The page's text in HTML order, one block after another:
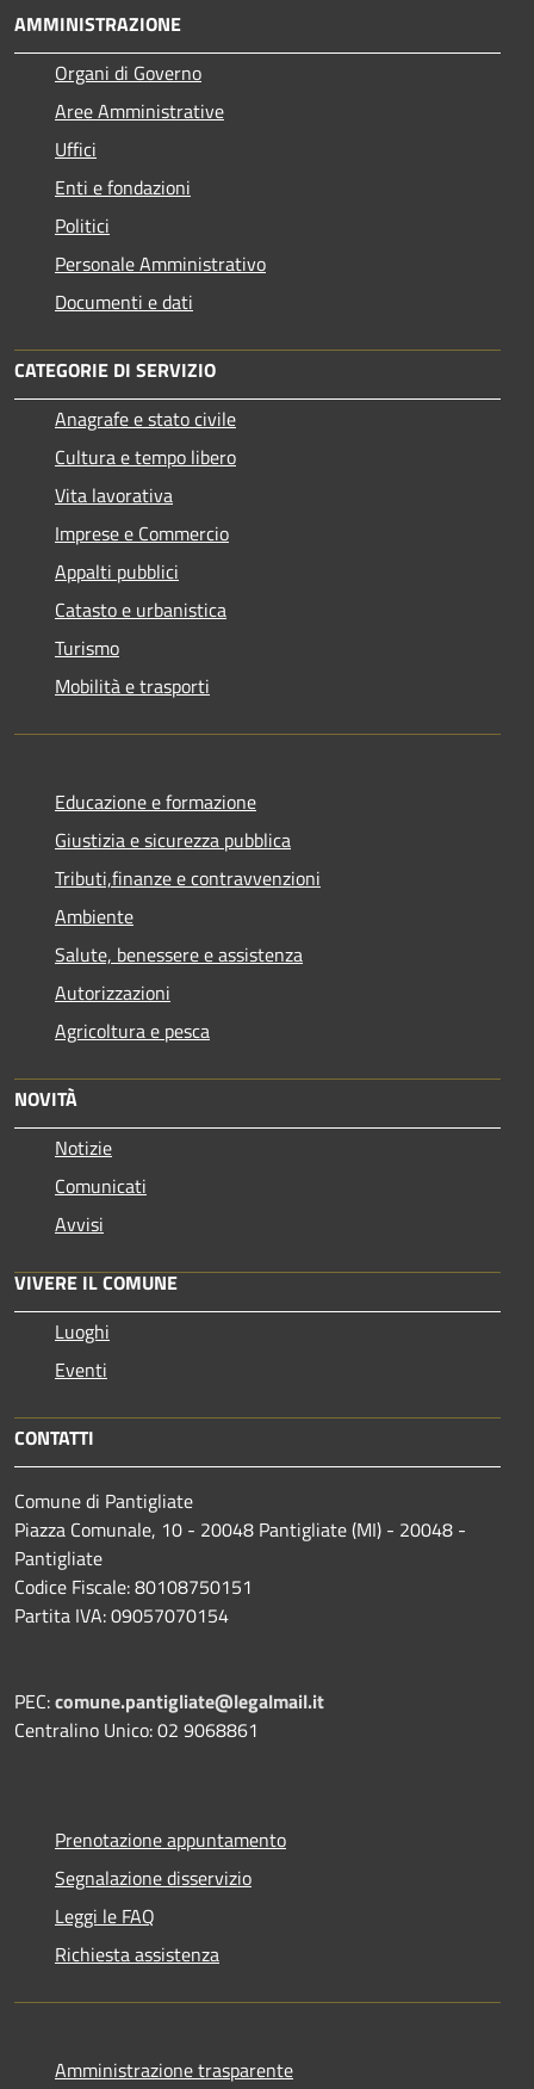
AMMINISTRAZIONE
Organi di Governo
Aree Amministrative
Uffici
Enti e fondazioni
Politici
Personale Amministrativo
Documenti e dati
CATEGORIE DI SERVIZIO
Anagrafe e stato civile
Cultura e tempo libero
Vita lavorativa
Imprese e Commercio
Appalti pubblici
Catasto e urbanistica
Turismo
Mobilità e trasporti
Educazione e formazione
Giustizia e sicurezza pubblica
Tributi,finanze e contravvenzioni
Ambiente
Salute, benessere e assistenza
Autorizzazioni
Agricoltura e pesca
NOVITÀ
Notizie
Comunicati
Avvisi
VIVERE IL COMUNE
Luoghi
Eventi
CONTATTI
Comune di Pantigliate
Piazza Comunale, 10 - 20048 Pantigliate (MI) - 20048 -
Pantigliate
Codice Fiscale: 80108750151
Partita IVA: 09057070154
PEC:comune.pantigliate@legalmail.it
Centralino Unico: 02 9068861
Prenotazione appuntamento
Segnalazione disservizio
Leggi le FAQ
Richiesta assistenza
Amministrazione trasparente